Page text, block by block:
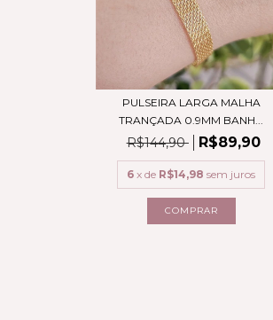
PULSEIRA LARGA MALHA
TRANÇADA 0.9MM BANH...
R$144,90 R$89,90
6 x de R$14,98 sem juros